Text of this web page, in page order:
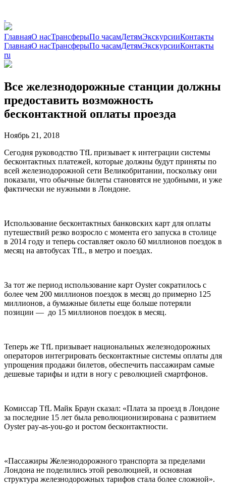
ГлавнаяО насТрансферыПо часамДетямЭкскурсииКонтакты
ГлавнаяО насТрансферыПо часамДетямЭкскурсииКонтакты
ru
Все железнодорожные станции должны
предоставить возможность
бесконтактной оплаты проезда
Ноябрь 21, 2018
Сегодня руководство TfL призывает к интеграции системы
бесконтактных платежей, которые должны будут приняты по
всей железнодорожной сети Великобритании, поскольку они
показали, что обычные билеты становятся не удобными, и уже
фактически не нужными в Лондоне.
Использование бесконтактных банковских карт для оплаты
путешествий резко возросло с момента его запуска в столице
в 2014 году и теперь составляет около 60 миллионов поездок в
месяц на автобусах TfL, в метро и поездах.
За тот же период использование карт Oyster сократилось с
более чем 200 миллионов поездок в месяц до примерно 125
миллионов, а бумажные билеты еще больше потеряли
позиции — до 15 миллионов поездок в месяц.
Теперь же TfL призывает национальных железнодорожных
операторов интегрировать бесконтактные системы оплаты для
упрощения продажи билетов, обеспечить пассажирам самые
дешевые тарифы и идти в ногу с революцией смартфонов.
Комиссар TfL Майк Браун сказал: «Плата за проезд в Лондоне
за последние 15 лет была революционизирована с развитием
Oyster pay-as-you-go и ростом бесконтактности.
«Пассажиры Железнодорожного транспорта за пределами
Лондона не поделились этой революцией, и основная
структура железнодорожных тарифов стала более сложной».